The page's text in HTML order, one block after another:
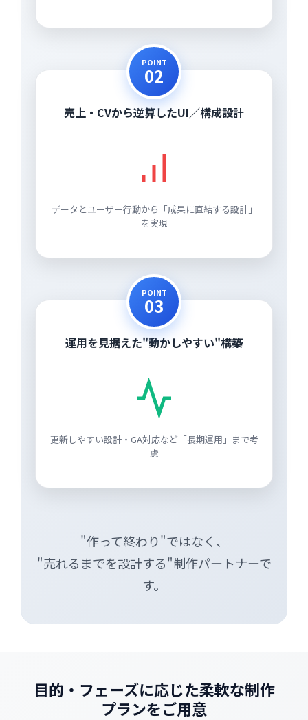
POINT
02
売上・CVから逆算したUI／構成設計
データとユーザー行動から「成果に直結する設計」
を実現
POINT
03
運用を見据えた"動かしやすい"構築
更新しやすい設計・GA対応など「長期運用」まで考
慮
"作って終わり"ではなく、
"売れるまでを設計する"制作パートナーで
す。
目的・フェーズに応じた柔軟な制作
プランをご用意